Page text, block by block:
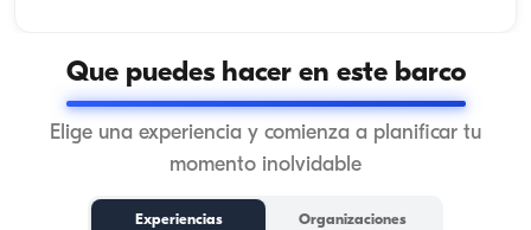
Que puedes hacer en este barco
Elige una experiencia y comienza a planificar tu
momento inolvidable
Experiencias Organizaciones